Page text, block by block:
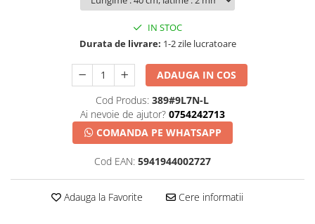
IN STOC
Durata de livrare: 1-2 zile lucratoare
ADAUGA IN COS
Cod Produs: 389#9L7N-L
Ai nevoie de ajutor? 0754242713
COMANDA PE WHATSAPP
Cod EAN: 5941944002727
Adauga la Favorite Cere informatii